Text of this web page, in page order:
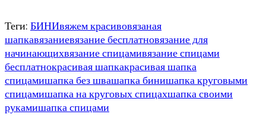
Теги: БИНИвяжем красивовязаная
шапкавязаниевязание бесплатновязание для
начинающихвязание спицамивязание спицами
бесплатнокрасивая шапкакрасивая шапка
спицамишапка без швашапка бинишапка круговыми
спицамишапка на круговых спицахшапка своими
рукамишапка спицами